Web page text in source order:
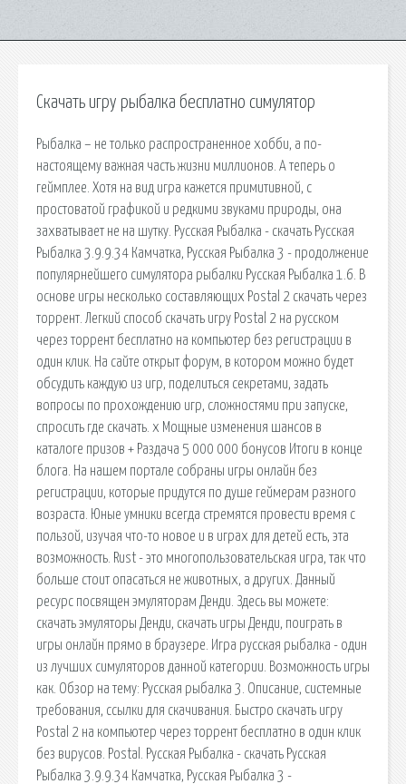
Скачать игру рыбалка бесплатно симулятор
Рыбалка – не только распространенное хобби, а по-
настоящему важная часть жизни миллионов. А теперь о
геймплее. Хотя на вид игра кажется примитивной, с
простоватой графикой и редкими звуками природы, она
захватывает не на шутку. Русская Рыбалка - скачать Русская
Рыбалка 3.9.9.34 Камчатка, Русская Рыбалка 3 - продолжение
популярнейшего симулятора рыбалки Русская Рыбалка 1.6. В
основе игры несколько составляющих Postal 2 скачать через
торрент. Легкий способ скачать игру Postal 2 на русском
через торрент бесплатно на компьютер без регистрации в
один клик. На сайте открыт форум, в котором можно будет
обсудить каждую из игр, поделиться секретами, задать
вопросы по прохождению игр, сложностями при запуске,
спросить где скачать. x Мощные изменения шансов в
каталоге призов + Раздача 5 000 000 бонусов Итоги в конце
блога. На нашем портале собраны игры онлайн без
регистрации, которые придутся по душе геймерам разного
возраста. Юные умники всегда стремятся провести время с
пользой, изучая что-то новое и в играх для детей есть, эта
возможность. Rust - это многопользовательская игра, так что
больше стоит опасаться не животных, а других. Данный
ресурс посвящен эмуляторам Денди. Здесь вы можете:
скачать эмуляторы Денди, скачать игры Денди, поиграть в
игры онлайн прямо в браузере. Игра русская рыбалка - один
из лучших симуляторов данной категории. Возможность игры
как. Обзор на тему: Русская рыбалка 3. Описание, системные
требования, ссылки для скачивания. Быстро скачать игру
Postal 2 на компьютер через торрент бесплатно в один клик
без вирусов. Postal. Русская Рыбалка - скачать Русская
Рыбалка 3.9.9.34 Камчатка, Русская Рыбалка 3 -